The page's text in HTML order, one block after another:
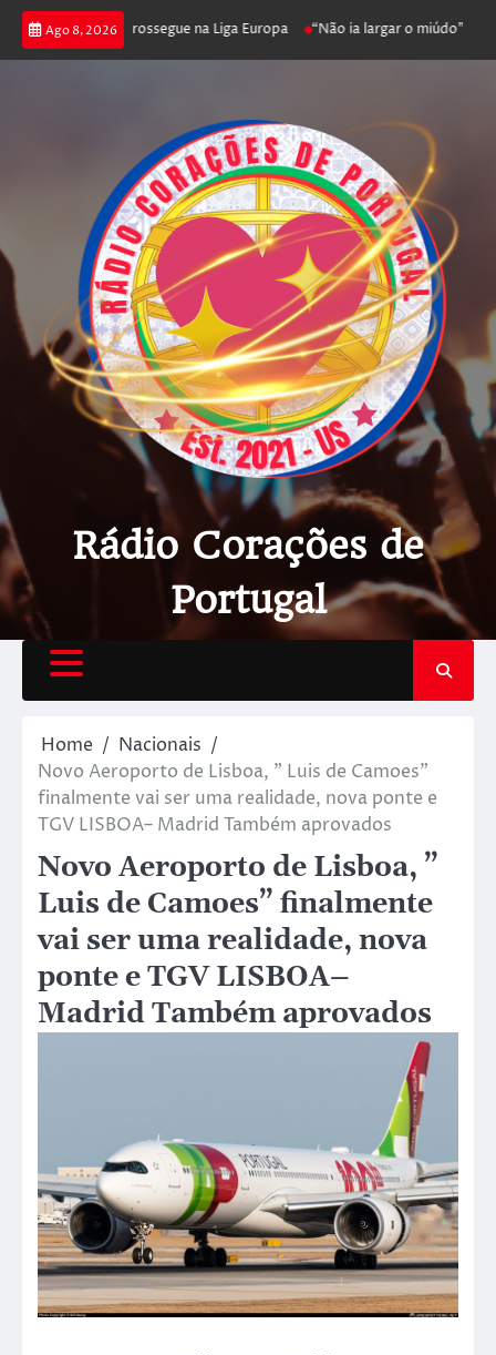
Ago 8, 2026
joga poker e prossegue na Liga Europa “Não ia largar o miúdo”.
Rádio Corações de
Portugal
Home
Nacionais
Novo Aeroporto de Lisboa, ” Luis de Camoes”
finalmente vai ser uma realidade, nova ponte e
TGV LISBOA– Madrid Também aprovados
Novo Aeroporto de Lisboa, ”
Luis de Camoes” finalmente
vai ser uma realidade, nova
ponte e TGV LISBOA–
Madrid Também aprovados